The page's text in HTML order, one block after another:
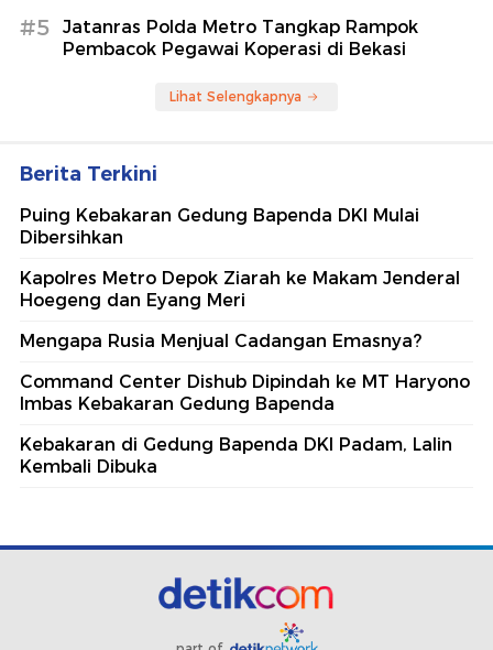
#5
Jatanras Polda Metro Tangkap Rampok
Pembacok Pegawai Koperasi di Bekasi
Lihat Selengkapnya
Berita Terkini
Puing Kebakaran Gedung Bapenda DKI Mulai
Dibersihkan
Kapolres Metro Depok Ziarah ke Makam Jenderal
Hoegeng dan Eyang Meri
Mengapa Rusia Menjual Cadangan Emasnya?
Command Center Dishub Dipindah ke MT Haryono
Imbas Kebakaran Gedung Bapenda
Kebakaran di Gedung Bapenda DKI Padam, Lalin
Kembali Dibuka